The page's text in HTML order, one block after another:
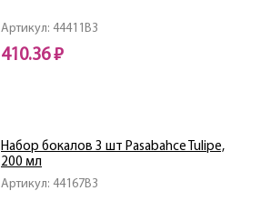
Артикул: 44411B3
410.36 ₽
Артикул: 44167B3
Набор бокалов 3 шт Pasabahce Tulipe,
200 мл